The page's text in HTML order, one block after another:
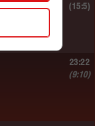
(15:5)
23:22
(9:10)